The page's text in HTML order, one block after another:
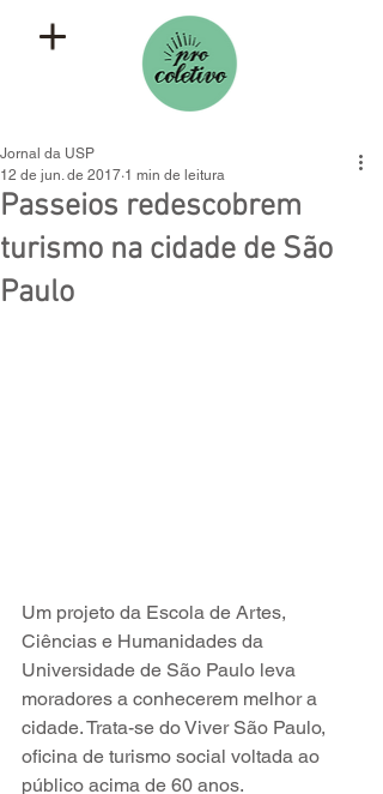
Passeios redescobrem
turismo na cidade de São
Paulo
Jornal da USP
12 de jun. de 2017 1 min de leitura
Um projeto da Escola de Artes,
Ciências e Humanidades da
Universidade de São Paulo leva
moradores a conhecerem melhor a
cidade. Trata-se do Viver São Paulo,
oficina de turismo social voltada ao
público acima de 60 anos.